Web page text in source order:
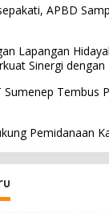
APBD
Lapangan
Sinergi
Sumenep Tembus
Pemidanaan